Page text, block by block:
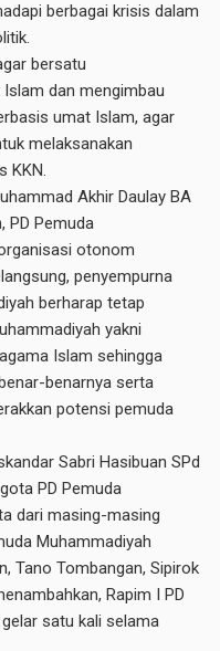
berbagai krisis dalam
bersatu
dan mengimbau
umat Islam, agar
melaksanakan
KKN.
Akhir Daulay BA
PD Pemuda
otonom
penyempurna
berharap tetap
yakni
Islam sehingga
benarnya serta
potensi pemuda
Sabri Hasibuan SPd
PD Pemuda
dari masing-masing
Muhammadiyah
Tano Tombangan, Sipirok
Rapim I PD
satu kali selama